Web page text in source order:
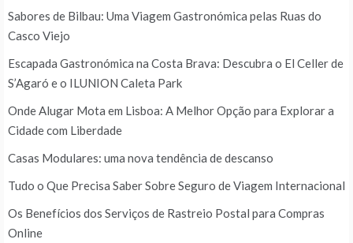
Sabores de Bilbau: Uma Viagem Gastronómica pelas Ruas do
Casco Viejo
Escapada Gastronómica na Costa Brava: Descubra o El Celler de
S’Agaró e o ILUNION Caleta Park
Onde Alugar Mota em Lisboa: A Melhor Opção para Explorar a
Cidade com Liberdade
Casas Modulares: uma nova tendência de descanso
Tudo o Que Precisa Saber Sobre Seguro de Viagem Internacional
Os Benefícios dos Serviços de Rastreio Postal para Compras
Online